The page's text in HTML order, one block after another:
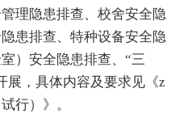
理隐患排查、校舍安全隐
患排查、特种设备安全隐
）安全隐患排查、“三
展，具体内容及要求见《z
行）》。